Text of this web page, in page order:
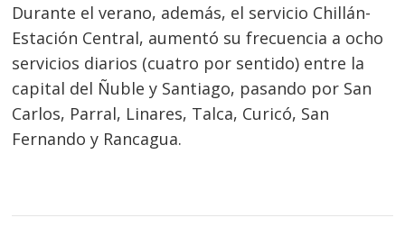
Durante el verano, además, el servicio Chillán-
Estación Central, aumentó su frecuencia a ocho
servicios diarios (cuatro por sentido) entre la
capital del Ñuble y Santiago, pasando por San
Carlos, Parral, Linares, Talca, Curicó, San
Fernando y Rancagua.